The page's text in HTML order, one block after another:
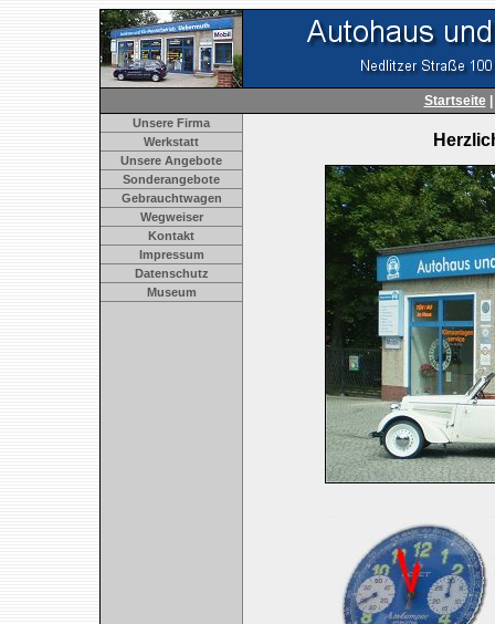
Startseite|
Unsere Firma
Werkstatt
Unsere Angebote
Sonderangebote
Gebrauchtwagen
Wegweiser
Kontakt
Impressum
Datenschutz
Museum